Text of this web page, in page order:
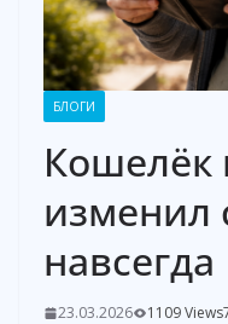
БЛОГИ
Кошелёк
изменил
навсегда
23.03.2026 1109 Views